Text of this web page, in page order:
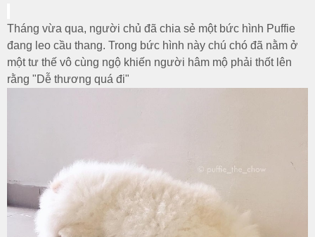
Tháng vừa qua, người chủ đã chia sẻ một bức hình Puffie
đang leo cầu thang. Trong bức hình này chú chó đã nằm ở
một tư thế vô cùng ngộ khiến người hâm mộ phải thốt lên
rằng "Dễ thương quá đi"